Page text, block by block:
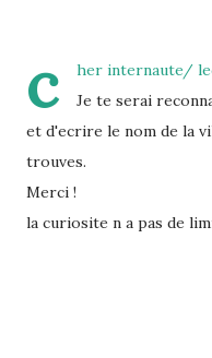
c
her internaute/
Je te serai
et d'ecrire le nom de la
trouves.
Merci !
la curiosite n a pas de